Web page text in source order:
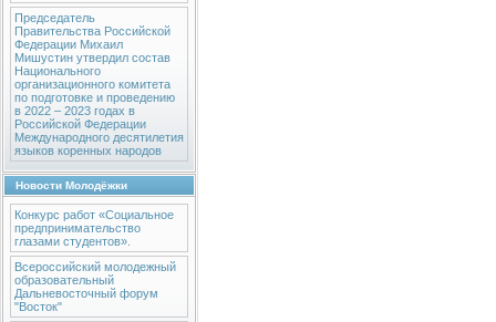
Председатель
Правительства Российской
Федерации Михаил
Мишустин утвердил состав
Национального
организационного комитета
по подготовке и проведению
в 2022 – 2023 годах в
Российской Федерации
Международного десятилетия
языков коренных народов
Новости Молодёжки
Конкурс работ «Социальное
предпринимательство
глазами студентов».
Всероссийский молодежный
образовательный
Дальневосточный форум
"Восток"